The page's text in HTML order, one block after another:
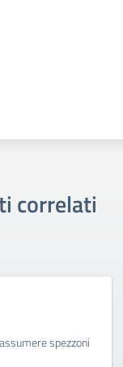
correlati
spezzoni